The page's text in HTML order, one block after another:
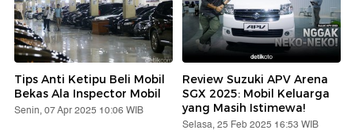
Tips Anti Ketipu Beli Mobil
Bekas Ala Inspector Mobil
Senin, 07 Apr 2025 10:06 WIB
Review Suzuki APV Arena
SGX 2025: Mobil Keluarga
yang Masih Istimewa!
Selasa, 25 Feb 2025 16:53 WIB